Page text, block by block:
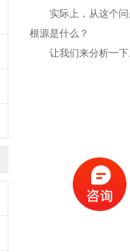
实际上，从这个
根源是什么？
让我们来分析一